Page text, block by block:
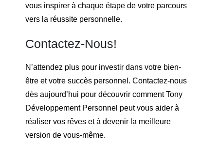
vous inspirer à chaque étape de votre parcours
vers la réussite personnelle.
Contactez-Nous!
N’attendez plus pour investir dans votre bien-
être et votre succès personnel. Contactez-nous
dès aujourd’hui pour découvrir comment Tony
Développement Personnel peut vous aider à
réaliser vos rêves et à devenir la meilleure
version de vous-même.